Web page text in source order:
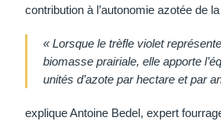
contribution à l’autonomie azotée de
« Lorsque le trèfle violet
biomasse prairiale, elle apporte
unités d’azote par hectare et par
explique Antoine Bedel, expert